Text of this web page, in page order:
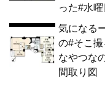
った#水
気になる
の#そこ
なやつな
間取り図